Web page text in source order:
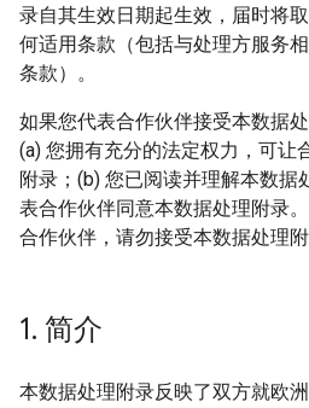
录自其生效日期起生效，届时将
何适用条款（包括与处理方服务
条款）。
如果您代表合作伙伴接受本数据
(a) 您拥有充分的法定权力，可让
附录；(b) 您已阅读并理解本数据
表合作伙伴同意本数据处理附录
合作伙伴，请勿接受本数据处理附
1. 简介
本数据处理附录反映了双方就欧